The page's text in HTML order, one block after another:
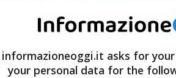
informazioneoggi.it asks for
your personal data for the